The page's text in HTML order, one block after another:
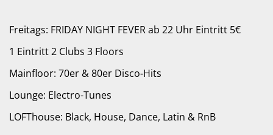
Freitags: FRIDAY NIGHT FEVER ab 22 Uhr Eintritt 5€
1 Eintritt 2 Clubs 3 Floors
Mainfloor: 70er & 80er Disco-Hits
Lounge: Electro-Tunes
LOFThouse: Black, House, Dance, Latin & RnB